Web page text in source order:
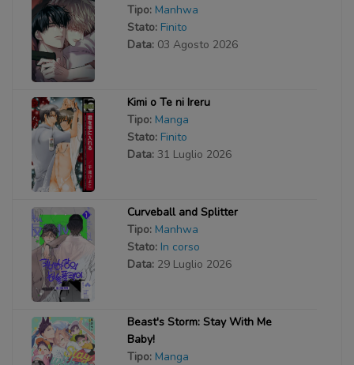
Tipo: Manhwa
Stato: Finito
Data: 03 Agosto 2026
Kimi o Te ni Ireru
Tipo: Manga
Stato: Finito
Data: 31 Luglio 2026
Curveball and Splitter
Tipo: Manhwa
Stato: In corso
Data: 29 Luglio 2026
Beast's Storm: Stay With Me
Baby!
Tipo: Manga